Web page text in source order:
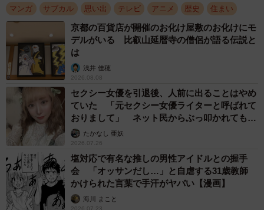
3/4
住んでみたいと思うアニメに出てくる家1位は「サザエさんの家」 ※画
像はイメージです（J_News_photo/stock.adobe.com）
1位 サザエさんの家（サザエさん）
・昔ながらの日本家屋が落ち着く。（30代・女性）
・戸建てで平屋・庭付きに憧れがある。（30代・女性）
・自分が平屋が好きである事と、都内であれだけの敷地面
積の土地を持てるのはうらやましい。（30代・男性）
・平屋が好きな事と、地理的条件が自分の希望に近いの
で。（30代・男性）
マンガ サブカル 思い出 テレビ アニメ 歴史 住まい
京都の百貨店が開催のお化け屋敷のお化けにモ
デルがいる 比叡山延暦寺の僧侶が語る伝説と
は
浅井 佳穂
2026.08.08
セクシー女優を引退後、人前に出ることはやめ
ていた 「元セクシー女優ライターと呼ばれて
おりまして」 ネット民からぶっ叩かれても私
はこの肩書で生きていく【元セクシー女優ライ
ター本人が解説】
たかなし 亜妖
2026.07.26
塩対応で有名な推しの男性アイドルとの握手
会 「オッサンだし…」と自虐する31歳教師
かけられた言葉で手汗がヤバい【漫画】
海川 まこと